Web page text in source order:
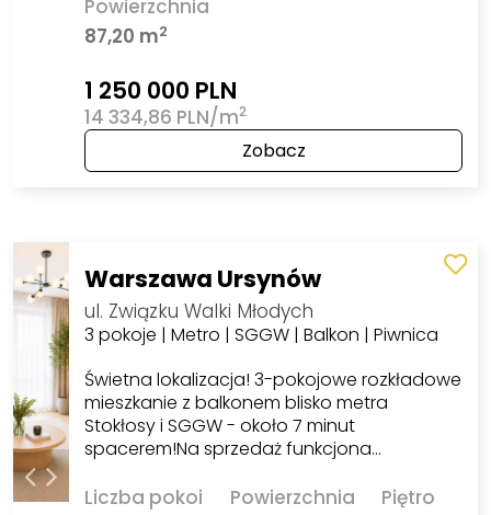
Powierzchnia
87,20 m2
1 250 000 PLN
14 334,86 PLN/m2
Zobacz
Warszawa Ursynów
ul. Związku Walki Młodych
3 pokoje | Metro | SGGW | Balkon | Piwnica
Świetna lokalizacja! 3-pokojowe rozkładowe
mieszkanie z balkonem blisko metra
Stokłosy i SGGW - około 7 minut
spacerem!Na sprzedaż funkcjona…
Liczba pokoi
Powierzchnia
Piętro